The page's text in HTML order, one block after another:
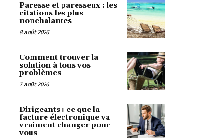
Paresse et paresseux : les
citations les plus
nonchalantes
8 août 2026
Comment trouver la
solution à tous vos
problèmes
7 août 2026
Dirigeants : ce que la
facture électronique va
vraiment changer pour
vous